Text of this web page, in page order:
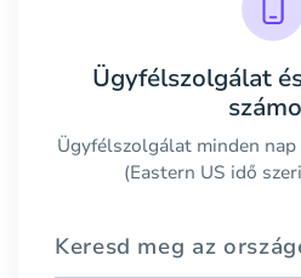
Ügyfélszolgálat
Ügyfélszolgálat minden
(Eastern US idő
Keresd meg az